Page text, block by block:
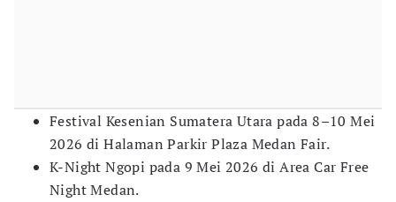
Festival Kesenian Sumatera Utara pada 8–10 Mei
2026 di Halaman Parkir Plaza Medan Fair.
K-Night Ngopi pada 9 Mei 2026 di Area Car Free
Night Medan.